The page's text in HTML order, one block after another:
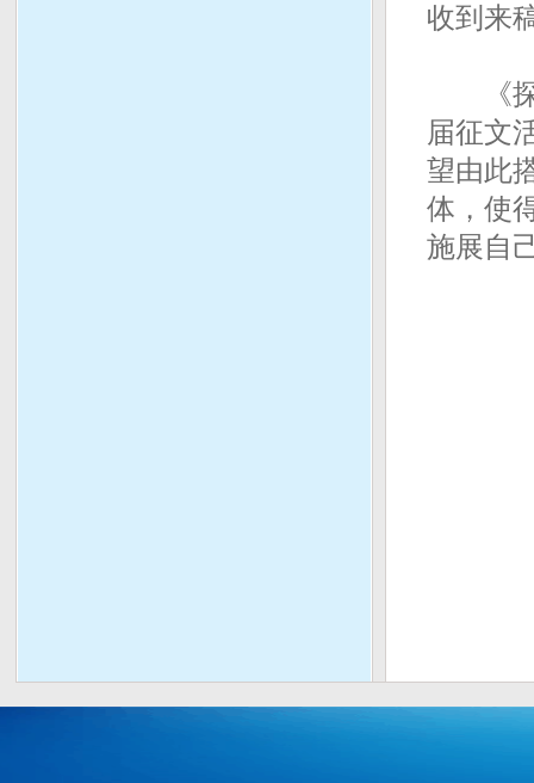
收到来
《探
届征文
望由此
体，使
施展自